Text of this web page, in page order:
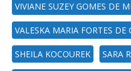
VIVIANE SUZEY GOMES DE
VALESKA MARIA FORTES DE
SHEILA KOCOUREK SARA